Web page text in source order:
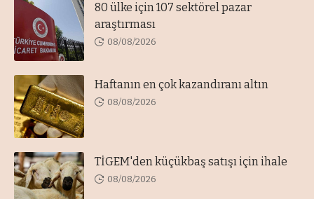
80 ülke için 107 sektörel pazar
araştırması
08/08/2026
Haftanın en çok kazandıranı altın
08/08/2026
TİGEM'den küçükbaş satışı için ihale
08/08/2026